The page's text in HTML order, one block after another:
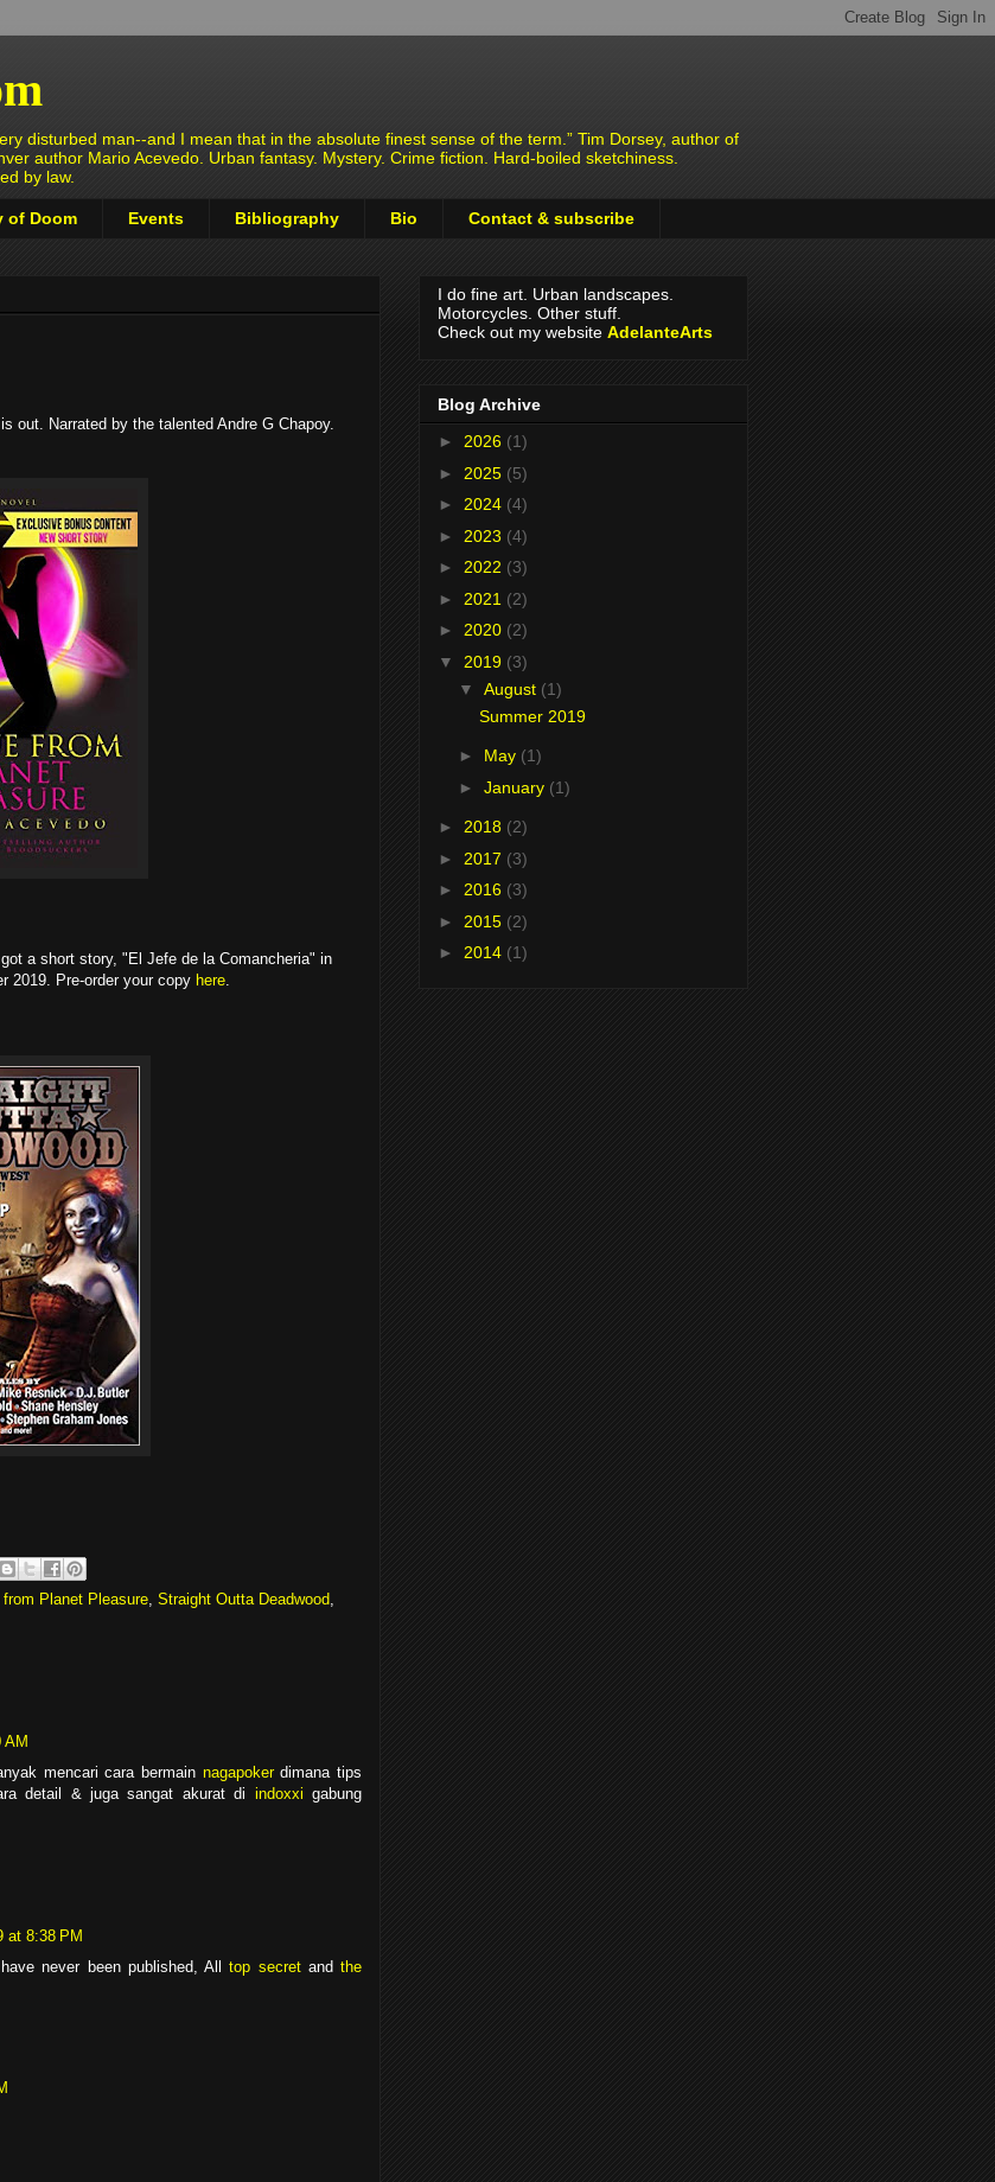
disturbed man--and I mean that in the absolute finest sense of the term.” Tim Dorsey, author of
author Mario Acevedo. Urban fantasy. Mystery. Crime fiction. Hard-boiled sketchiness.
by law.
of Doom Events Bibliography Bio Contact & subscribe
is out. Narrated by the talented Andre G Chapoy.
a short story, "El Jefe de la Comancheria" in
2019. Pre-order your copy here
from Planet Pleasure Straight Outta Deadwood
AM
mencari cara bermain nagapokerdimana tips
detail & juga sangat akurat di indoxxigabung
at 8:38 PM
never been published, Alltop secret and the
I do fine art. Urban landscapes.
Motorcycles. Other stuff.
Check out my website AdelanteArts
Blog Archive
► 2026 (1)
► 2025 (5)
► 2024 (4)
► 2023 (4)
► 2022 (3)
► 2021 (2)
► 2020 (2)
▼ 2019 (3)
▼ August (1)
Summer 2019
► May (1)
► January (1)
► 2018 (2)
► 2017 (3)
► 2016 (3)
► 2015 (2)
► 2014 (1)